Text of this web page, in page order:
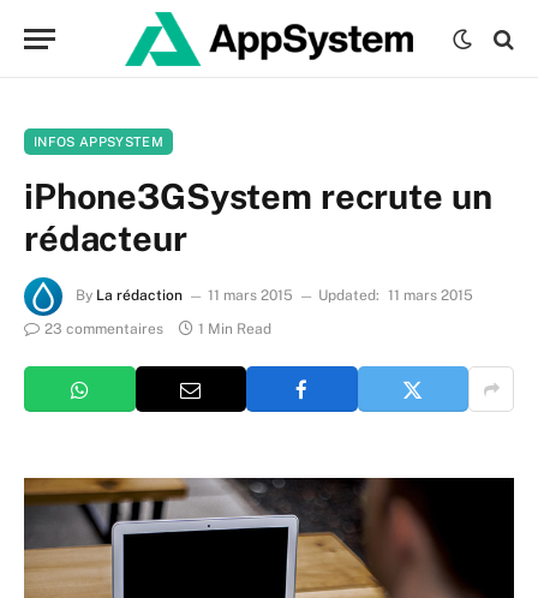
INFOS APPSYSTEM
iPhone3GSystem recrute un
rédacteur
By La rédaction 11 mars 2015 Updated: 11 mars 2015
23 commentaires
1 Min Read